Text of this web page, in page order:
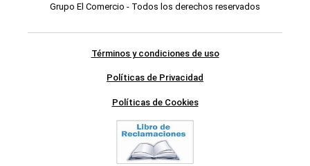
Grupo El Comercio - Todos los derechos reservados
Términos y condiciones de uso
Políticas de Privacidad
Políticas de Cookies